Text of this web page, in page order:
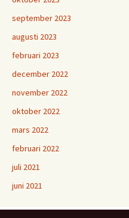
september 2023
augusti 2023
februari 2023
december 2022
november 2022
oktober 2022
mars 2022
februari 2022
juli 2021
juni 2021